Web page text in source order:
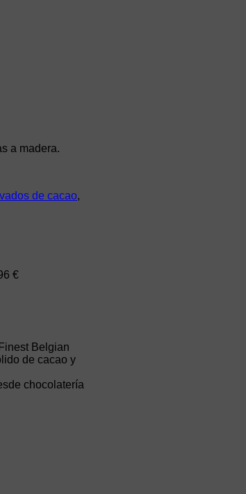
a madera.
de cacao,
€
Belgian
de cacao y
chocolatería